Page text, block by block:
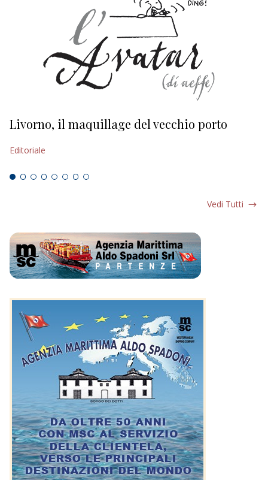
Livorno, il maquillage del vecchio porto
Editoriale
Vedi Tutti